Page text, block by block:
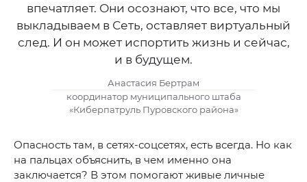
впечатляет. Они осознают, что все, что мы
выкладываем в Сеть, оставляет виртуальный
след. И он может испортить жизнь и сейчас,
и в будущем.
Анастасия Бертрам
координатор муниципального штаба
«Киберпатруль Пуровского района»
Опасность там, в сетях-соцсетях, есть всегда. Но как
на пальцах объяснить, в чем именно она
заключается? В этом помогают живые личные